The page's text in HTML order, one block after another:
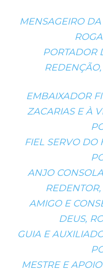
MENSAGEIRO
PORTADOR
EMBAIXADOR
ZACARIAS E À
FIEL SERVO DO
ANJO
AMIGO E
DEUS,
GUIA E
MESTRE E